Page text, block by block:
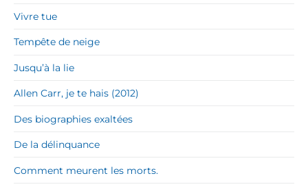
Vivre tue
Tempête de neige
Jusqu’à la lie
Allen Carr, je te hais (2012)
Des biographies exaltées
De la délinquance
Comment meurent les morts.